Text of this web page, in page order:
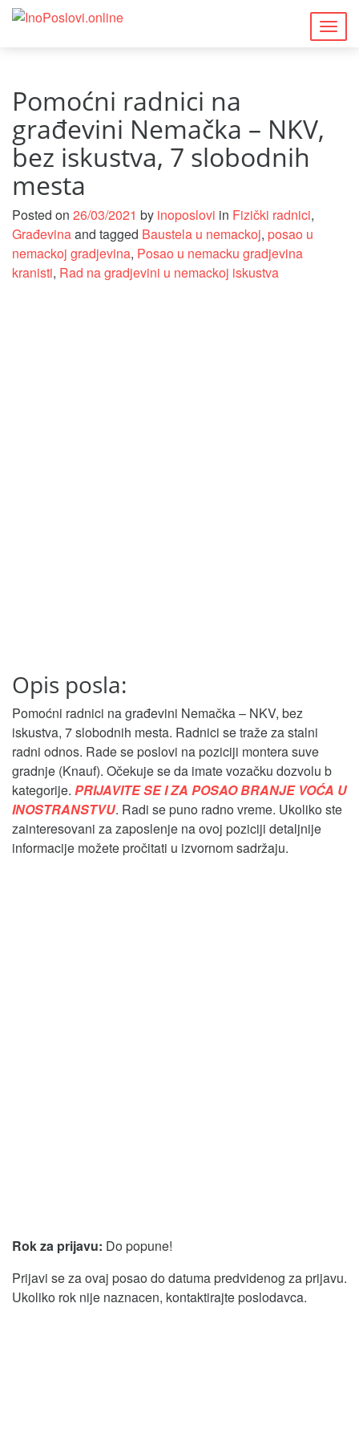
Pomoćni radnici na
građevini Nemačka – NKV,
bez iskustva, 7 slobodnih
mesta
Posted on 26/03/2021 by inoposlovi in Fizički radnici,
Građevinaand tagged Baustela u nemackoj, posao u
nemackoj gradjevina, Posao u nemacku gradjevina
kranisti, Rad na gradjevini u nemackoj iskustva
Opis posla:
Pomoćni radnici na građevini Nemačka – NKV, bez
iskustva, 7 slobodnih mesta. Radnici se traže za stalni
radni odnos. Rade se poslovi na poziciji montera suve
gradnje (Knauf). Očekuje se da imate vozačku dozvolu b
kategorije. PRIJAVITE SE I ZA POSAO BRANJE VOĆA U
INOSTRANSTVU. Radi se puno radno vreme. Ukoliko ste
zainteresovani za zaposlenje na ovoj poziciji detaljnije
informacije možete pročitati u izvornom sadržaju.
Rok za prijavu: Do popune!
Prijavi se za ovaj posao do datuma predvidenog za prijavu.
Ukoliko rok nije naznacen, kontaktirajte poslodavca.